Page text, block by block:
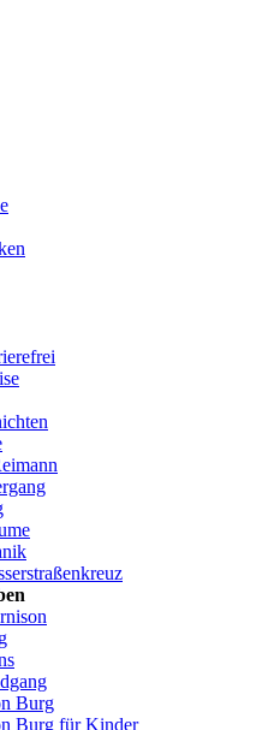
Burg
Burg für Kinder